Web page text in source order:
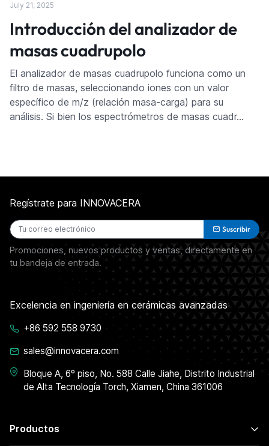
July 21, 2025
Introducción del analizador de
masas cuadrupolo
El analizador de masas cuadrupolo funciona como un
filtro de masas, seleccionando iones con un valor
específico de m/z (relación masa-carga) para su
análisis. Si bien los espectrómetros de masas cuadr…
Productos
Regístrate para INNOVACERA
Suscribir
Promociones, nuevos productos y ventas, directamente en
tu bandeja de entrada.
Excelencia en ingeniería en cerámicas avanzadas
+86 592 558 9730
sales@innovacera.com
Bloque A, 6º piso, No. 588 Calle Jiahe, Distrito Industrial
de Alta Tecnología Torch, Xiamen, China 361006